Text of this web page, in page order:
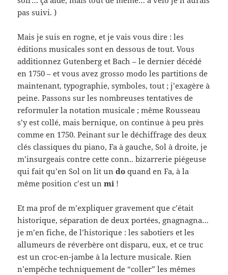
pas suivi. )
Mais je suis en rogne, et je vais vous dire : les
éditions musicales sont en dessous de tout. Vous
additionnez Gutenberg et Bach – le dernier décédé
en 1750 – et vous avez grosso modo les partitions de
maintenant, typographie, symboles, tout ; j’exagère à
peine. Passons sur les nombreuses tentatives de
reformuler la notation musicale ; même Rousseau
s’y est collé, mais bernique, on continue à peu près
comme en 1750. Peinant sur le déchiffrage des deux
clés classiques du piano, Fa à gauche, Sol à droite, je
m’insurgeais contre cette conn.. bizarrerie piégeuse
qui fait qu’en Sol on lit un do quand en Fa, à la
même position c’est unmi !
Et ma prof de m’expliquer gravement que c’était
historique, séparation de deux portées, gnagnagna…
je m’en fiche, de l’historique : les sabotiers et les
allumeurs de réverbère ont disparu, eux, et ce truc
est un croc-en-jambe à la lecture musicale. Rien
n’empêche techniquement de “coller” les mêmes